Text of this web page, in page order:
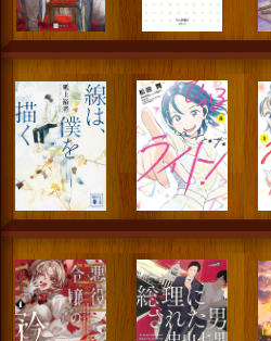
法人・プレスお問い合わせ
※本サイトはアフィリエイトプログ
す